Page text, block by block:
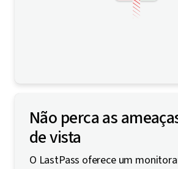
Não perca as
de vista
O LastPass oferece um